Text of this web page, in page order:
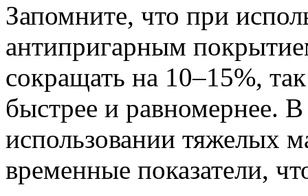
Запомните, что при
антипригарным
сокращать на 10–15%,
быстрее и равномернее.
использовании тяжелых
временные показатели,